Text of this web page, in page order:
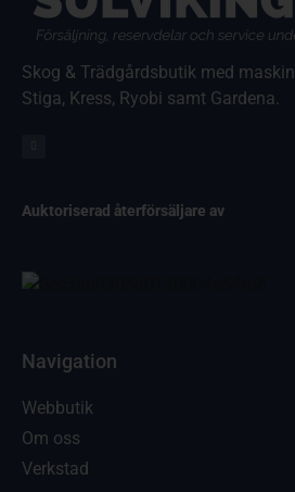
Skog & Trädgårdsbutik med
Stiga, Kress, Ryobi samt Gardena.
Auktoriserad återförsäljare av
Navigation
Webbutik
Om oss
Verkstad